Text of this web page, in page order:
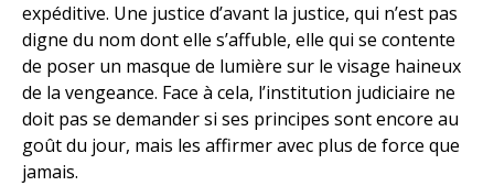
expéditive. Une justice d’avant la justice, qui n’est pas
digne du nom dont elle s’affuble, elle qui se contente
de poser un masque de lumière sur le visage haineux
de la vengeance. Face à cela, l’institution judiciaire ne
doit pas se demander si ses principes sont encore au
goût du jour, mais les affirmer avec plus de force que
jamais.